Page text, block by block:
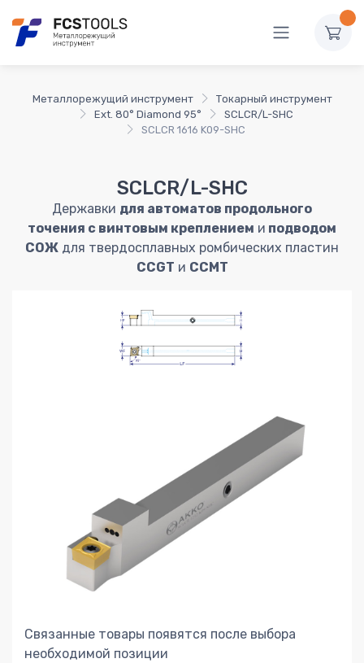
Металлорежущий инструмент
Токарный инструмент
Ext. 80° Diamond 95°
SCLCR/L-SHC
SCLCR 1616 K09-SHC
SCLCR/L-SHC
Державки для автоматов продольного
точения с винтовым креплением и подводом
СОЖ для твердосплавных ромбических пластин
CCGT и CCMT
Связанные товары появятся после выбора
необходимой позиции